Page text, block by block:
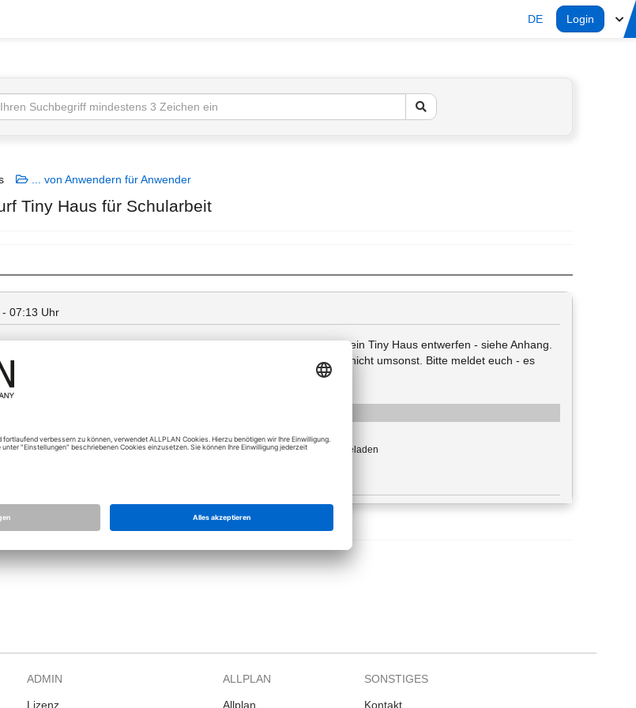
DE Login
... von Anwendern für Anwender
Tiny Haus für Schularbeit
07:13 Uhr
Schüler und gelernter Maurer. Wir müssen in der Schule ein Tiny Haus entwerfen - siehe Anhang.
kann ich das nicht so gut. Kann mir jemand hier helfen? Natürlich nicht umsonst. Bitte meldet euch - es
07-07 090125.png
Typ: image/png
129-mal heruntergeladen
ADMIN
Lizenz
ALLPLAN
Allplan
SONSTIGES
Kontakt